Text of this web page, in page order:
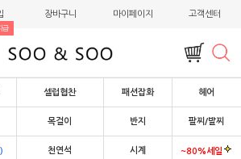
급
장바구니 마이페이지 고객센터
셀럽협찬 패션잡화 헤어
목걸이 반지 팔찌/발찌
천연석 시계 ~80%세일